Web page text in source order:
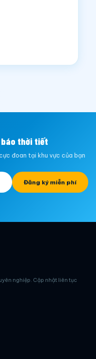
thời tiết
đoan tại khu vực của bạn
Đăng ký miễn phí
nghiệp. Cập nhật liên tục